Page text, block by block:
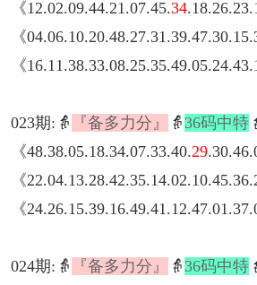
《12.02.09.44.21.07.45.34
《
《
023期:👵 『备多力分』 👵 36码中特
《48.38.05.18.34.07.33.40.29
《
《
024期:👵 『备多力分』 👵 36码中特